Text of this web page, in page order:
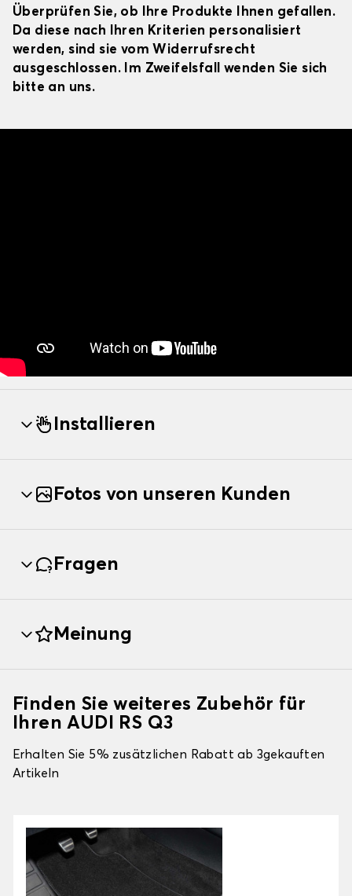
Überprüfen Sie, ob Ihre Produkte Ihnen gefallen.
Da diese nach Ihren Kriterien personalisiert
werden, sind sie vom Widerrufsrecht
ausgeschlossen. Im Zweifelsfall wenden Sie sich
bitte an uns.
Installieren
Fotos von unseren Kunden
Fragen
Meinung
Finden Sie weiteres Zubehör für
Ihren AUDI RS Q3
Erhalten Sie 5% zusätzlichen Rabatt ab 3gekauften
Artikeln